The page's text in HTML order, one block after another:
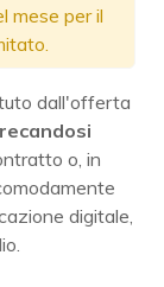
mese per il
dall'offerta
recandosi
o, in
digitale,